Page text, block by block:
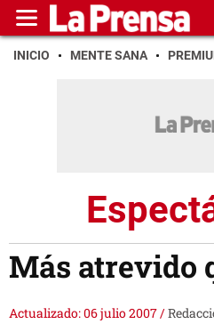
INICIO MENTE SANA
Más atrevido
Actualizado: 06 julio 2007/